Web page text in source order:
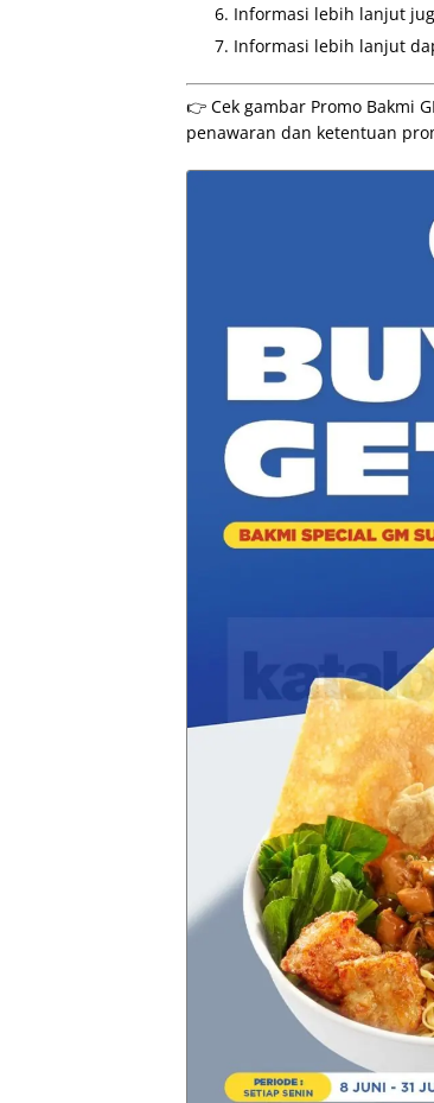
Informasi lebih lanjut
Informasi lebih lanjut
👉 Cek gambar Promo Bakmi
penawaran dan ketentuan